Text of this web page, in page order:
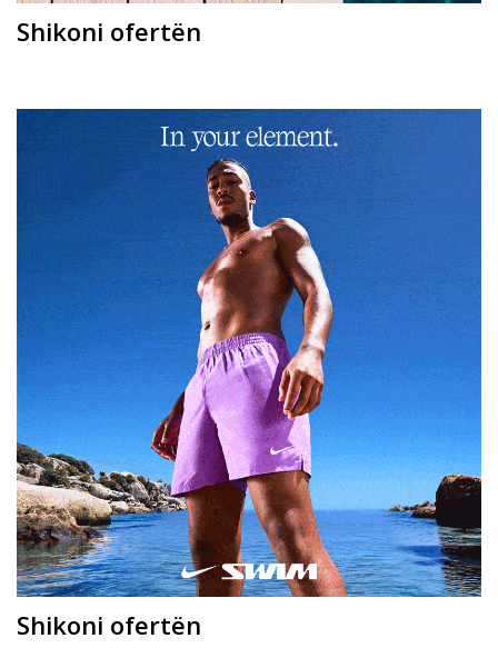
Shikoni ofertën
Shikoni ofertën